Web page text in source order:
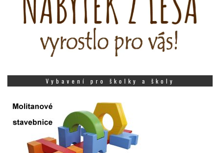
Vybavení pro školky a školy